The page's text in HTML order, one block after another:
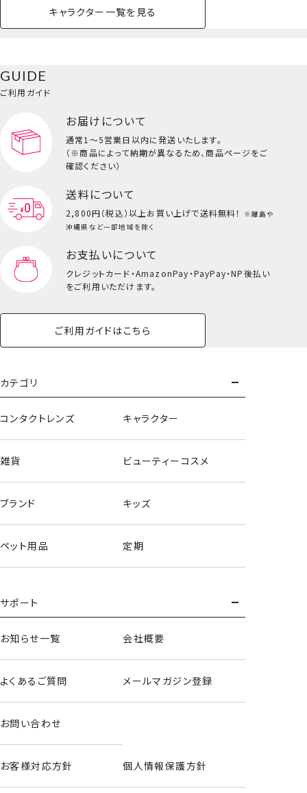
はがせるネイル12色セット＜ピンク＞
はがせるネイル26色セット
キャラクター一覧を見る
イクアップ
ビューティーコスメ一覧を見る
バッグ・タオル・
小物
キッズ一覧を見る
GUIDE
ご利用ガイド
お届けについて
通常1～5営業日以内に発送いたします。
（※商品によって納期が異なるため、商品ページをご
確認ください）
送料について
2,800円（税込）以上お買い上げで送料無料！
※離島や
沖縄県など一部地域を除く
お支払いについて
クレジットカード・AmazonPay・PayPay・NP後払い
をご利用いただけます。
ご利用ガイドはこちら
カテゴリ
コンタクトレンズ キャラクター
雑貨 ビューティーコスメ
ブランド キッズ
ペット用品 定期
サポート
お知らせ一覧 会社概要
よくあるご質問 メールマガジン登録
お問い合わせ
お客様対応方針 個人情報保護方針